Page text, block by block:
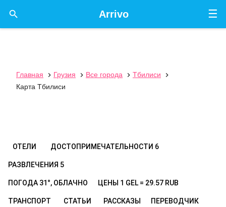
☰
Arrivo

Главная  Грузия  Все города  Тбилиси

Карта Тбилиси
ОТЕЛИ ДОСТОПРИМЕЧАТЕЛЬНОСТИ 6
РАЗВЛЕЧЕНИЯ 5
ПОГОДА 31°, ОБЛАЧНО ЦЕНЫ 1 GEL = 29.57 RUB
ТРАНСПОРТ СТАТЬИ РАССКАЗЫ ПЕРЕВОДЧИК